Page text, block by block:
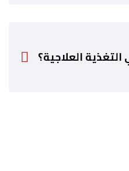
العلاجية؟